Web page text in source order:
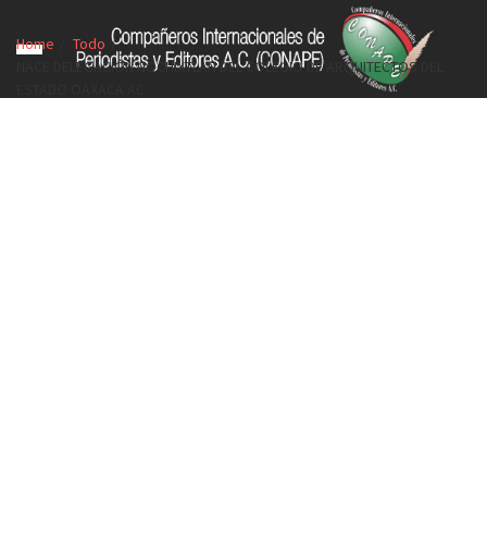
Home
Todo
NACE DELEGACIÓN NOCHIXTLAN DEL COLEGIO DE ARQUITECTOS DEL